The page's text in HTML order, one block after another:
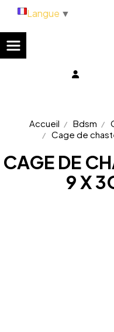
Accueil Bdsm
Cage de
CAGE DE
9 X
Langue ▼